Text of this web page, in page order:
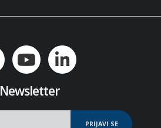
Newsletter
PRIJAVI SE